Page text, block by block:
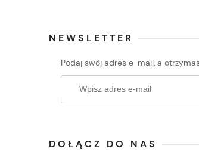
NEWSLETTER
Podaj swój adres e-mail, a
DOŁĄCZ DO NAS